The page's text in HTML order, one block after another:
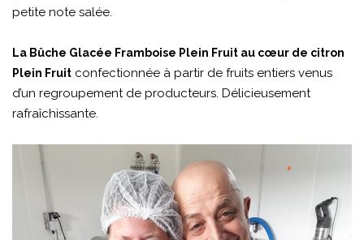
petite note salée.
La Bûche Glacée Framboise Plein Fruit au cœur de citron
Plein Fruit confectionnée à partir de fruits entiers venus
d’un regroupement de producteurs. Délicieusement
rafraîchissante.